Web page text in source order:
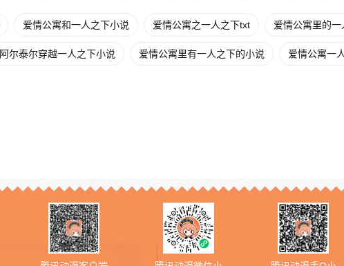
爱情公寓和一人之下小说 爱情公寓之一人之下txt 爱情公寓里的
阿尔泰尔穿越一人之下小说 爱情公寓里有一人之下的小说 爱情公寓一